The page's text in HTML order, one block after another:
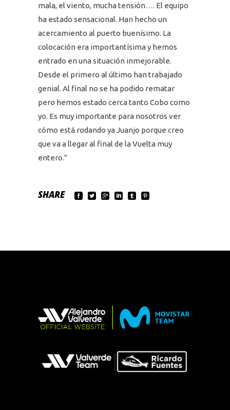
mala, el viento, mucha tensión…. El equipo
ha estado sensacional. Han hecho un
acercamiento al puerto buenísimo. La
colocación era importantísima y hemos
entrado en una situación inmejorable.
Desde el primero al último han trabajado
genial. Al final no se ha podido rematar
pero hemos estado cerca tanto Cobo como
yo. Es muy importante para nosotros ver
cómo está rodando ya Juanjo porque creo
que va a llegar al final de la Vuelta muy
entero.”
SHARE